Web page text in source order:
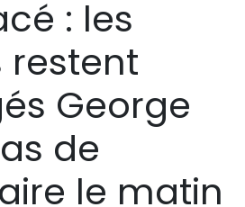
: les
restent
George
de
le matin